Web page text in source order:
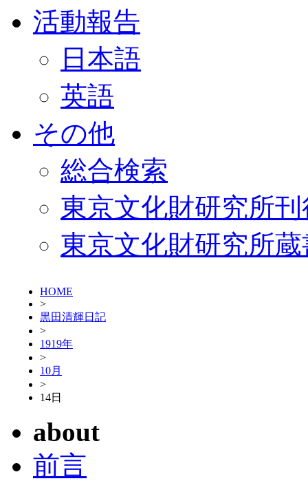
活動報告
日本語
英語
その他
総合検索
東京文化財研究所
東京文化財研究所
HOME
>
黒田清輝日記
>
1919年
>
10月
>
14日
about
前言